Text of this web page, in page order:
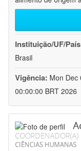
Instituição/UF/
Brasil
Vigência: Mon Dec
00:00:00 BRT 2026
COORDENADOR(A)
CIÊNCIAS HUMANAS